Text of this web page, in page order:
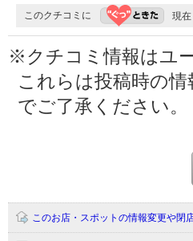
このクチコミに 現在
※クチコミ情報はユ
これらは投稿時の
でご了承ください。
このお店・スポットの情報変更や閉